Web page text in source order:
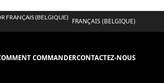
FRANÇAIS (BELGIQUE)
COMMANDERCONTACTEZ-NOUS